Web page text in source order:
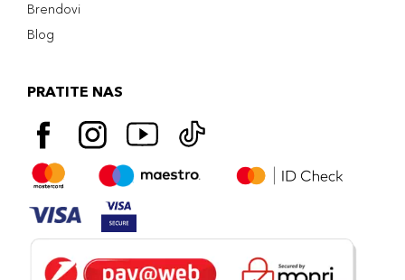
Brendovi
Blog
PRATITE NAS